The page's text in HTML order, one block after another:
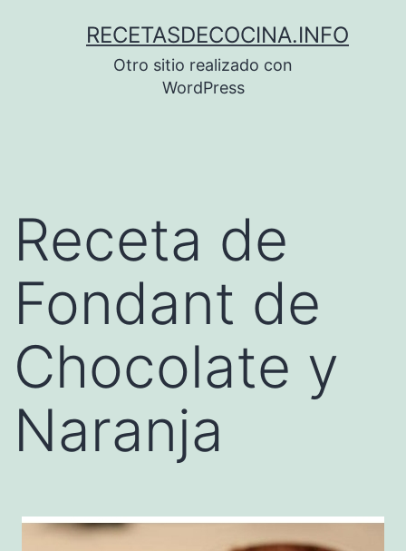
RECETASDECOCINA.INFO
Otro sitio realizado con
WordPress
Receta de
Fondant de
Chocolate y
Naranja